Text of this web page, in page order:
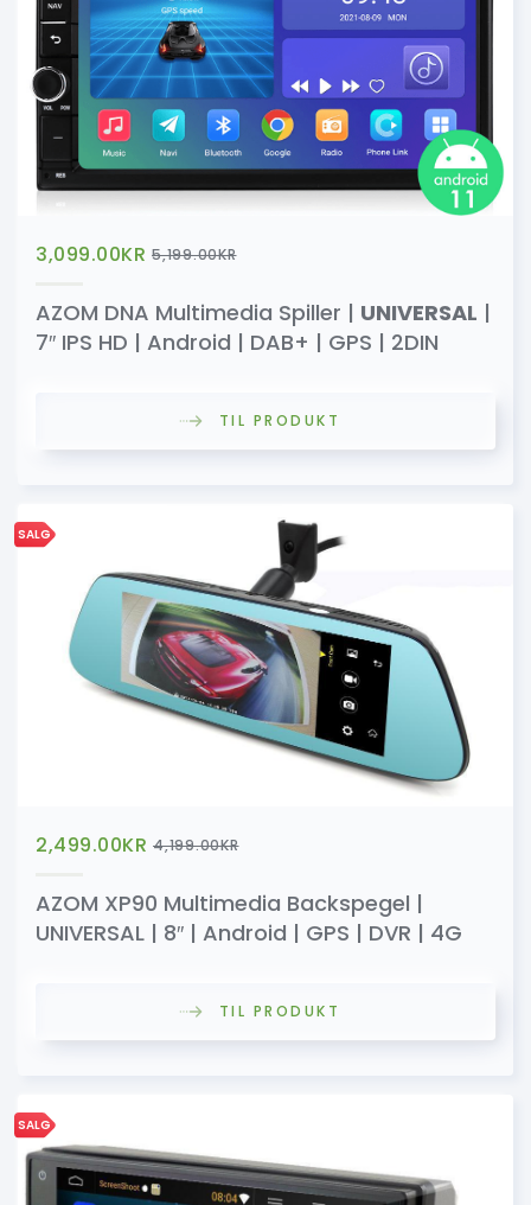
3,099.00KR 5,199.00KR
AZOM DNA Multimedia Spiller | UNIVERSAL |
7″ IPS HD | Android | DAB+ | GPS | 2DIN
TIL PRODUKT
SALG
2,499.00KR 4,199.00KR
AZOM XP90 Multimedia Backspegel |
UNIVERSAL | 8″ | Android | GPS | DVR | 4G
TIL PRODUKT
SALG